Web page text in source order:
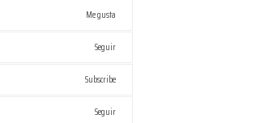
Me gusta
Seguir
Subscribe
Seguir